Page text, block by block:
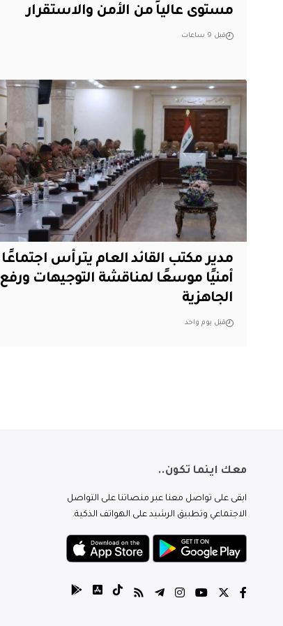
مستوى عالياً من الأمن والاستقرار
قبل 9 ساعات
مدير مكتب القائد العام يترأس اجتماعًا
أمنيًا موسعًا لمناقشة التوجيهات ورفع
الجاهزية
قبل يوم واحد
معك اينما تكون..
ابقى على تواصل معنا عبر منصاتنا على التواصل
الاجتماعي وتطبيق الرشيد على الهواتف الذكية.